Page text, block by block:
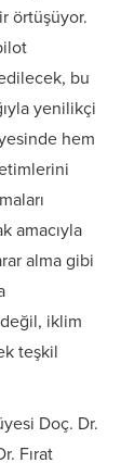
örtüşüyor.
bu
yenilikçi
hem
amacıyla
alma gibi
iklim
teşkil
Doç. Dr.
Fırat